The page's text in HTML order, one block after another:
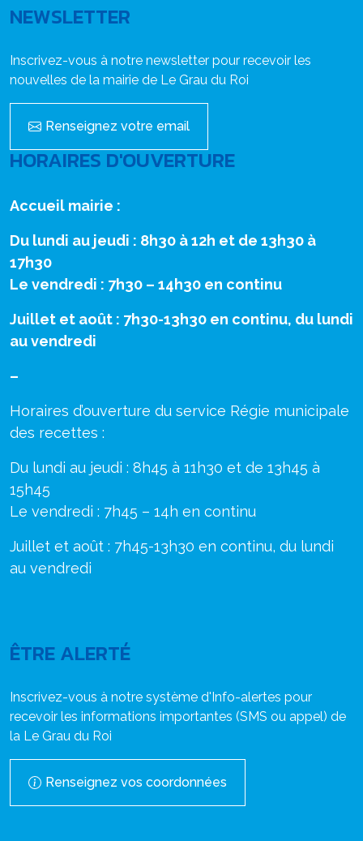
NEWSLETTER
Inscrivez-vous à notre newsletter pour recevoir les
nouvelles de la mairie de Le Grau du Roi
Renseignez votre email
HORAIRES D'OUVERTURE
Accueil mairie :
Du lundi au jeudi : 8h30 à 12h et de 13h30 à
17h30
Le vendredi : 7h30 – 14h30 en continu
Juillet et août : 7h30-13h30 en continu, du lundi
au vendredi
–
Horaires d’ouverture du service Régie municipale
des recettes :
Du lundi au jeudi : 8h45 à 11h30 et de 13h45 à
15h45
Le vendredi : 7h45 – 14h en continu
Juillet et août : 7h45-13h30 en continu, du lundi
au vendredi
ÊTRE ALERTÉ
Inscrivez-vous à notre système d'Info-alertes pour
recevoir les informations importantes (SMS ou appel) de
la Le Grau du Roi
Renseignez vos coordonnées